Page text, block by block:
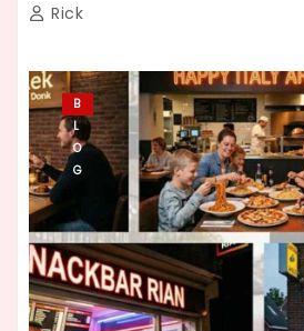
Rick
B
L
O
G